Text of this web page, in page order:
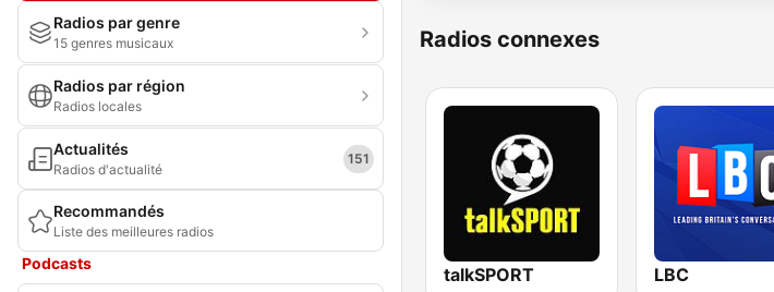
Radios par genre
15 genres musicaux
Radios par région
Radios locales
Actualités
Radios d'actualité
151
Recommandés
Liste des meilleures radios
Podcasts
Radios connexes
talkSPORT LBC